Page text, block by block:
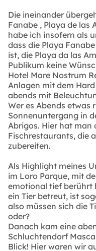
Die ineinander
Fanabe , Playa de las
habe ich insofern als
dass die Playa
ist, die Playa da las
Publikum keine
Hotel Mare Nostrum
Anlagen mit dem
abends mit
Wer es Abends etwas
Sonnenuntergang in
Abrigos. Hier hat man
Fischrestaurants, die
zubereiten.
Als Highlight meines
im Loro Parque, mit
emotional tief berührt
ein Tier betreut, ist
also müssen sich die
oder?
Danach kam eine
Schluchtendorf
Blick! Hier waren wir